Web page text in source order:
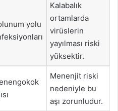
yolu
Kalabalık
ortamlarda
virüslerin
yayılması riski
yüksektir.
Menenjit riski
nedeniyle bu
aşı zorunludur.